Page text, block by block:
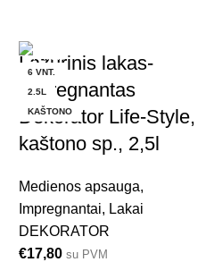
6 VNT.
2.5L
KAŠTONO
Lazurinis lakas-
impregnantas
Dekorator Life-Style,
kaštono sp., 2,5l
Medienos apsauga,
Impregnantai, Lakai
DEKORATOR
€17,80 su PVM